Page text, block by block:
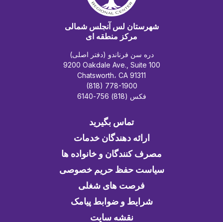
شهرستان لس آنجلس شمالی
مرکز منطقه ای
دره سن فرناندو (دفتر اصلی)
9200 Oakdale Ave., Suite 100
Chatsworth، CA 91311
(818) 778-1900
فکس (818) 756-6140
تماس بگیرید
ارائه دهندگان خدمات
مصرف کنندگان و خانواده ها
سیاست حفظ حریم خصوصی
فرصت های شغلی
شرایط و ضوابط پیامک
نقشه سایت